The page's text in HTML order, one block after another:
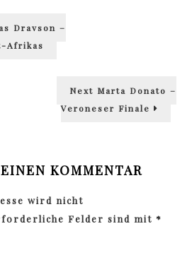
Drayson –
Afrikas
Next Next
Marta Donato –
Veroneser Finale
KOMMENTAR
wird nicht
Felder sind mit *